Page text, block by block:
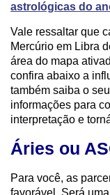
astrológicas do
Vale ressaltar que
Mercúrio em Libra
área do mapa
confira abaixo a
também saiba o seu
informações para
interpretação e
Áries ou
Para você, as